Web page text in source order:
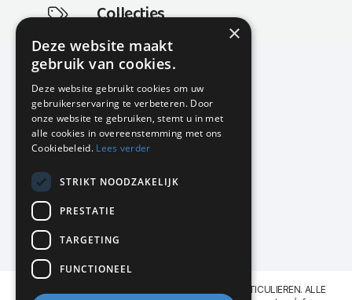
Collecties
Actuele en populaire collecties
KMP Kantoormeubilair
Airport Business Park
Frankfurtstraat 29-31
1175 RH Lijnden
020-617 01 26
info@kmpkantoormeubilair.nl
Facebook
Instagram
KMP Kantoormeubilair levert aan BEDRIJVEN en PARTICULIEREN. ALLE
×
Deze website maakt
gebruik van cookies.
Deze website gebruikt cookies om uw
gebruikerservaring te verbeteren. Door
onze website te gebruiken, stemt u in met
alle cookies in overeenstemming met ons
Cookiebeleid. Lees verder
STRIKT NOODZAKELIJK
PRESTATIE
TARGETING
FUNCTIONEEL